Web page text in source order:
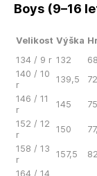
Boys (9–16
Velikost Výška
134 / 9 r 132
140 / 10
r
139,5
146 / 11
r
145 75
152 / 12
r
150
158 / 13
r
157,5
164 / 14